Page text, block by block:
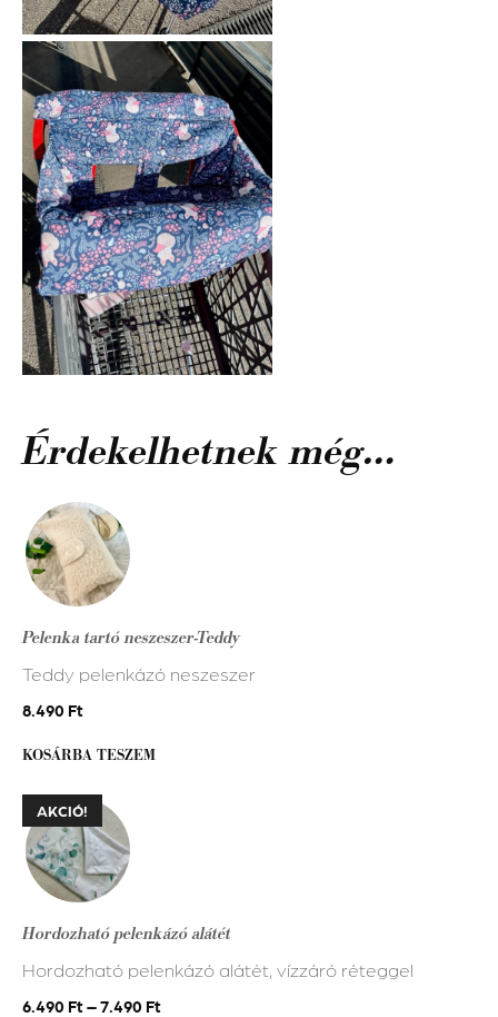
Érdekelhetnek még…
Pelenka tartó neszeszer-Teddy
Teddy pelenkázó neszeszer
8.490 Ft
KOSÁRBA TESZEM
AKCIÓ!
Hordozható pelenkázó alátét
Hordozható pelenkázó alátét, vízzáró réteggel
6.490 Ft–7.490 Ft
Ennek
a
terméknek
több
van.
A
változatok